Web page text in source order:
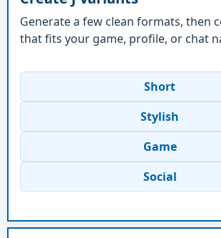
Generate a few clean formats, then
that fits your game, profile, or chat
Short
Stylish
Game
Social